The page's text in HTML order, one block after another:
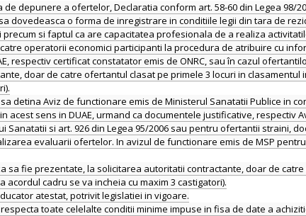
depunere a ofertelor, Declaratia conform art. 58-60 din Legea 98/
dovedeasca o forma de inregistrare in conditiile legii din tara de
si faptul ca are capacitatea profesionala de a realiza
operatorii economici participanti la procedura de atribuire cu
respectiv certificat constatator emis de ONRC, sau în cazul
doar de catre ofertantul clasat pe primele 3 locuri in
detina Aviz de functionare emis de Ministerul Sanatatii Publice in
acest sens in DUAE, urmand ca documentele justificative,
si art. 926 din Legea 95/2006 sau pentru ofertantii straini,
evaluarii ofertelor. In avizul de functionare emis de MSP
sa fie prezentate, la solicitarea autoritatii contractante, doar de
cadru se va incheia cu maxim 3 castigatori).
atestat, potrivit legislatiei in vigoare.
toate celelalte conditii minime impuse in fisa de date a